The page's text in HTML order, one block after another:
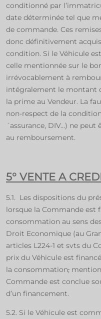
conditionné par
date déterminée tel que
de commande. Ces
donc définitivement
condition. Si le Véhicule
celle mentionnée sur le
irrévocablement à
intégralement le montant
la prime au Vendeur. La
non-respect de la
´assurance, DIV...) ne
au remboursement.
5° VENTE A
5.1. Les dispositions du
lorsque la Commande est
consommation au sens
Droit Economique (au
articles L224-1 et svts du
prix du Véhicule est
la consommation,
Commande est conclue
d’un financement.
5.2. Si le Véhicule est